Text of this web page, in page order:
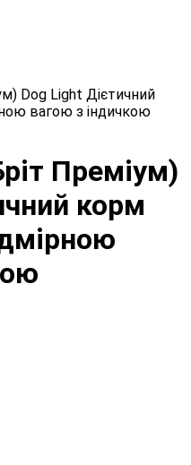
Dog Light Дієтичний
вагою з індичкою
Преміум)
корм